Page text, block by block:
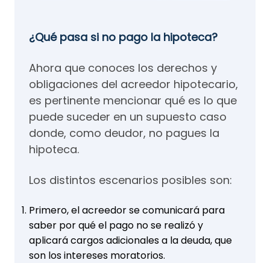
¿Qué pasa si no pago la hipoteca?
Ahora que conoces los derechos y
obligaciones del acreedor hipotecario,
es pertinente mencionar qué es lo que
puede suceder en un supuesto caso
donde, como deudor, no pagues la
hipoteca.
Los distintos escenarios posibles son:
Primero, el acreedor se comunicará para
saber por qué el pago no se realizó y
aplicará cargos adicionales a la deuda, que
son los intereses moratorios.